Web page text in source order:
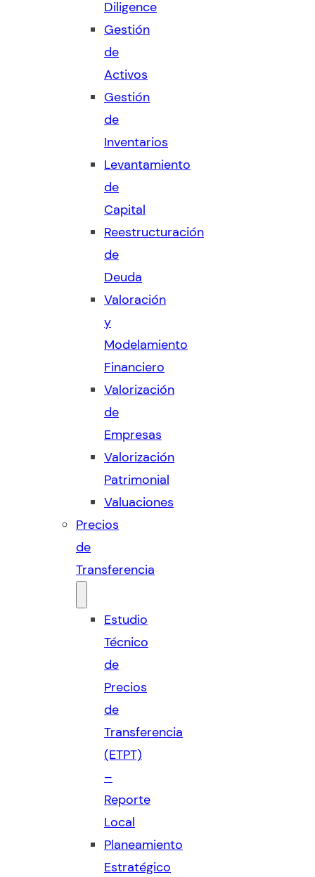
Diligence
Gestión
de
Activos
Gestión
de
Inventarios
Levantamiento
de
Capital
Reestructuración
de
Deuda
Valoración
y
Modelamiento
Financiero
Valorización
de
Empresas
Valorización
Patrimonial
Valuaciones
Precios
de
Transferencia
Estudio
Técnico
de
Precios
de
Transferencia
(ETPT)
–
Reporte
Local
Planeamiento
Estratégico